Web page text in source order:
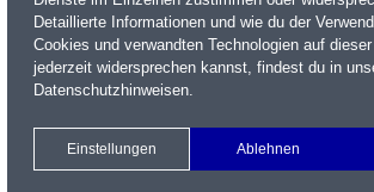
Name / WKN / ISIN / Kürzel
Xetra Realtime
Watchlist Portfolio
Detaillierte Informationen und wie du der
Cookies und verwandten Technologien auf
jederzeit widersprechen kannst, findest du in
Datenschutzhinweisen.
Einstellungen Ablehnen